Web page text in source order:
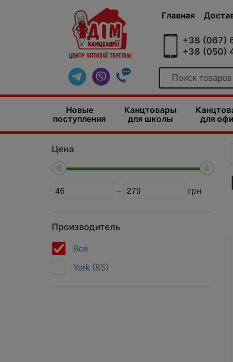
Главная
+38 (067)
+38 (050)
Новые
поступления
Канцтовары
для школы
для
Цена
– грн
Производитель
Все
York (85)